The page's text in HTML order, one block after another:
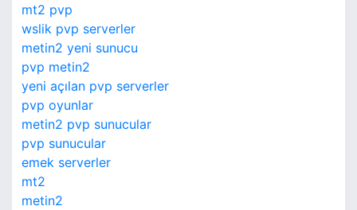
mt2 pvp
wslik pvp serverler
metin2 yeni sunucu
pvp metin2
yeni açılan pvp serverler
pvp oyunlar
metin2 pvp sunucular
pvp sunucular
emek serverler
mt2
metin2